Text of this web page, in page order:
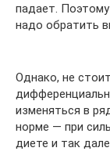
падает.
надо обратить
Однако, не
изменяться в
норме — при
диете и так